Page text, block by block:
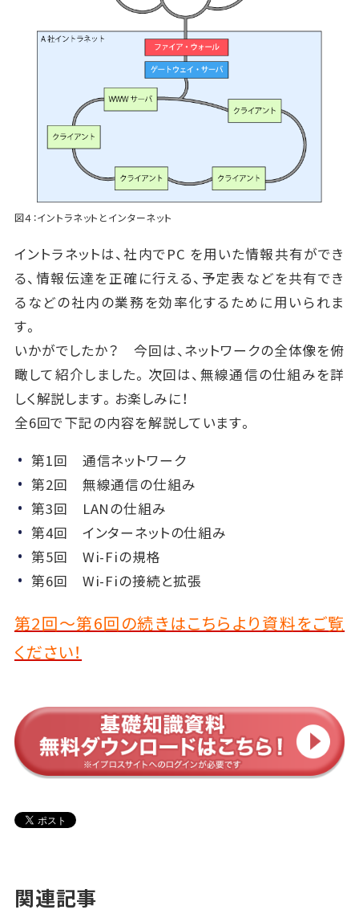
図４：イントラネットとインターネット
イントラネットは、社内でPC を用いた情報共有ができ
る、情報伝達を正確に行える、予定表などを共有でき
るなどの社内の業務を効率化するために用いられま
す。
いかがでしたか？ 今回は、ネットワークの全体像を俯
瞰して紹介しました。次回は、無線通信の仕組みを詳
しく解説します。お楽しみに！
全6回で下記の内容を解説しています。
第1回 通信ネットワーク
第2回 無線通信の仕組み
第3回 LANの仕組み
第4回 インターネットの仕組み
第5回 Wi-Fiの規格
第6回 Wi-Fiの接続と拡張
第2回～第6回の続きはこちらより資料をご覧
ください！
関連記事